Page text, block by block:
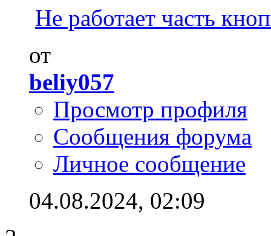
Не работает часть
от
beliy057
Просмотр профиля
Сообщения форума
Личное сообщение
04.08.2024, 02:09